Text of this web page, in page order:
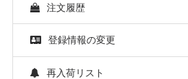
注文履歴
登録情報の変更
再入荷リスト